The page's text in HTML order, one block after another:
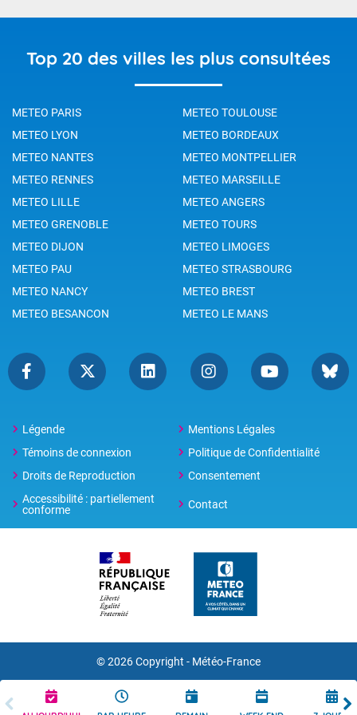
Top 20 des villes les plus consultées
METEO PARIS
METEO TOULOUSE
METEO LYON
METEO BORDEAUX
METEO NANTES
METEO MONTPELLIER
METEO RENNES
METEO MARSEILLE
METEO LILLE
METEO ANGERS
METEO GRENOBLE
METEO TOURS
METEO DIJON
METEO LIMOGES
METEO PAU
METEO STRASBOURG
METEO NANCY
METEO BREST
METEO BESANCON
METEO LE MANS
Légende
Mentions Légales
Témoins de connexion
Politique de Confidentialité
Droits de Reproduction
Consentement
Accessibilité : partiellement
conforme
Contact
© 2026 Copyright - Météo-France